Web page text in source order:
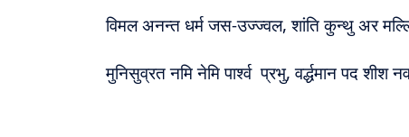
विमल अनन्त धर्म जस-उज्ज्वल, शांति कुन्थु अर
मुनिसुव्रत नमि नेमि पार्श्व प्रभु, वर्द्धमान पद शीश